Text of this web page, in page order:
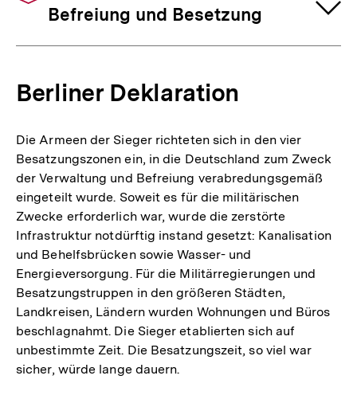
Befreiung und Besetzung
Berliner Deklaration
Die Armeen der Sieger richteten sich in den vier
Besatzungszonen ein, in die Deutschland zum Zweck
der Verwaltung und Befreiung verabredungsgemäß
eingeteilt wurde. Soweit es für die militärischen
Zwecke erforderlich war, wurde die zerstörte
Infrastruktur notdürftig instand gesetzt: Kanalisation
und Behelfsbrücken sowie Wasser- und
Energieversorgung. Für die Militärregierungen und
Besatzungstruppen in den größeren Städten,
Landkreisen, Ländern wurden Wohnungen und Büros
beschlagnahmt. Die Sieger etablierten sich auf
unbestimmte Zeit. Die Besatzungszeit, so viel war
sicher, würde lange dauern.